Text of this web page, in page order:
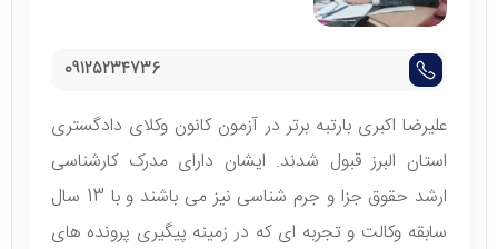
09125234736
علیرضا اکبری بارتبه برتر در آزمون کانون وکلای دادگستری
استان البرز قبول شدند. ایشان دارای مدرک کارشناسی
ارشد حقوق جزا و جرم شناسی نیز می باشند و با 13 سال
سابقه وکالت و تجربه ای که در زمینه پیگیری پرونده های